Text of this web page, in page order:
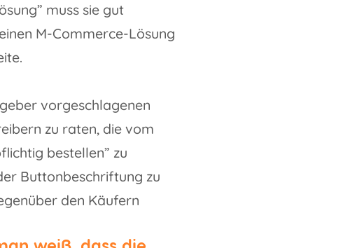
muss sie gut
M-Commerce-Lösung
vorgeschlagenen
zu raten, die vom
bestellen” zu
Buttonbeschriftung zu
den Käufern